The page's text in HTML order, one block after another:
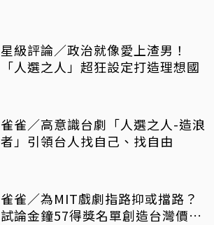
星級評論／政治就像愛上渣男！
「人選之人」超狂設定打造理想國
雀雀／高意識台劇「人選之人-造浪
者」引領台人找自己、找自由
雀雀／為MIT戲劇指路抑或擋路？
試論金鐘57得獎名單創造台灣價值